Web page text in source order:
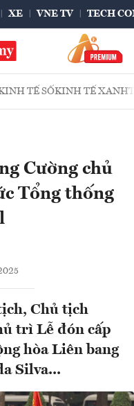
XE VNE TV TECH
TẾ SỐKINH TẾ XANH
Cường chủ
Tổng thống
Chủ tịch
trì Lễ đón cấp
hòa Liên bang
Silva...